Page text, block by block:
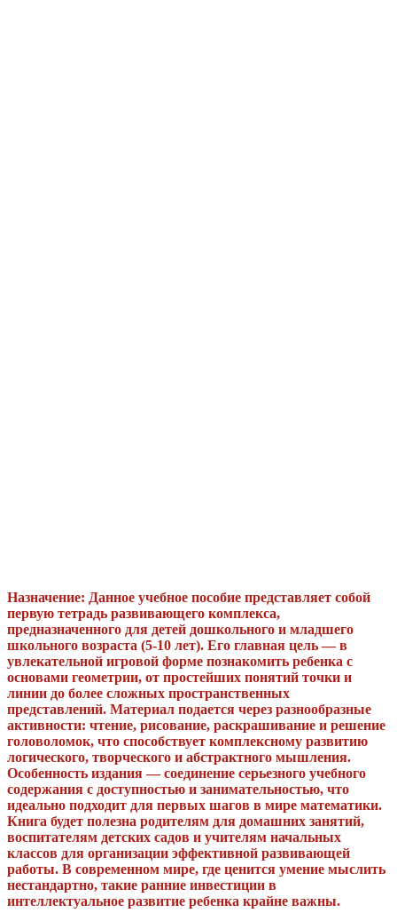
Назначение: Данное учебное пособие представляет собой
первую тетрадь развивающего комплекса,
предназначенного для детей дошкольного и младшего
школьного возраста (5-10 лет). Его главная цель — в
увлекательной игровой форме познакомить ребенка с
основами геометрии, от простейших понятий точки и
линии до более сложных пространственных
представлений. Материал подается через разнообразные
активности: чтение, рисование, раскрашивание и решение
головоломок, что способствует комплексному развитию
логического, творческого и абстрактного мышления.
Особенность издания — соединение серьезного учебного
содержания с доступностью и занимательностью, что
идеально подходит для первых шагов в мире математики.
Книга будет полезна родителям для домашних занятий,
воспитателям детских садов и учителям начальных
классов для организации эффективной развивающей
работы. В современном мире, где ценится умение мыслить
нестандартно, такие ранние инвестиции в
интеллектуальное развитие ребенка крайне важны.